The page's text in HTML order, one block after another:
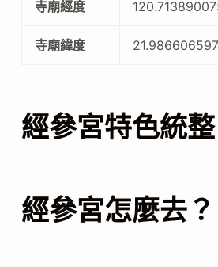
寺廟經度
寺廟緯度
經參宮特色統整
經參宮怎麼去